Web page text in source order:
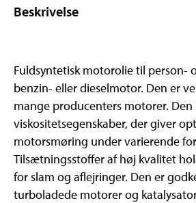
Beskrivelse
Fuldsyntetisk motorolie til person-
benzin- eller dieselmotor. Den er
mange producenters motorer.
viskositetsegenskaber, der giver
motorsmøring under varierende
Tilsætningsstoffer af høj kvalitet
for slam og aflejringer. Den er
turboladede motorer og